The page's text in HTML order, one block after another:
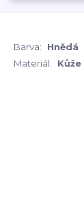
Barva:
Hnědá
Materiál:
Kůže